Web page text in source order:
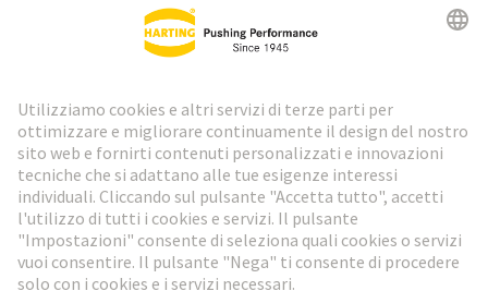
Newsletter HARTING
Vai al registrazione
Social Media